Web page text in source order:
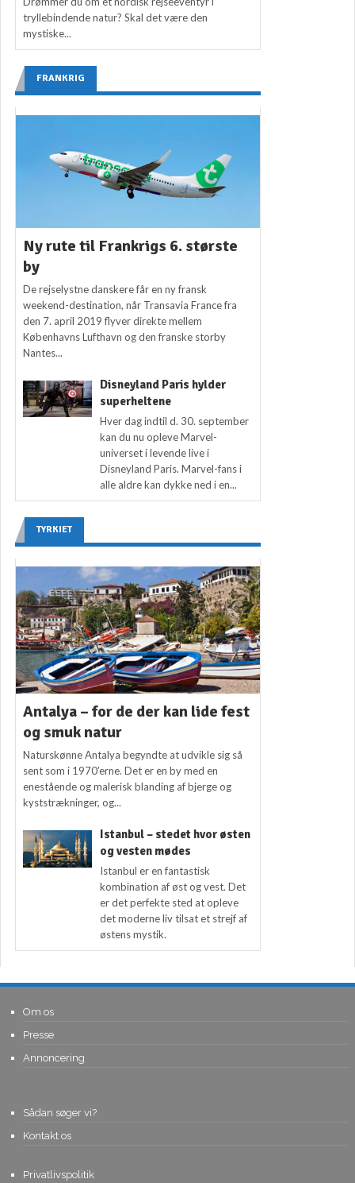
tryllebindende natur? Skal det være den
mystiske...
FRANKRIG
Ny rute til Frankrigs 6. største
by
De rejselystne danskere får en ny fransk
weekend-destination, når Transavia France fra
den 7. april 2019 flyver direkte mellem
Københavns Lufthavn og den franske storby
Nantes...
Disneyland Paris hylder
superheltene
Hver dag indtil d. 30. september
kan du nu opleve Marvel-
universet i levende live i
Disneyland Paris. Marvel-fans i
alle aldre kan dykke ned i en...
TYRKIET
Antalya – for de der kan lide fest
og smuk natur
Naturskønne Antalya begyndte at udvikle sig så
sent som i 1970’erne. Det er en by med en
enestående og malerisk blanding af bjerge og
kyststrækninger, og...
Istanbul – stedet hvor østen
og vesten mødes
Istanbul er en fantastisk
kombination af øst og vest. Det
er det perfekte sted at opleve
det moderne liv tilsat et strejf af
østens mystik.
Om os
Presse
Annoncering
Sådan søger vi?
Kontakt os
Privatlivspolitik